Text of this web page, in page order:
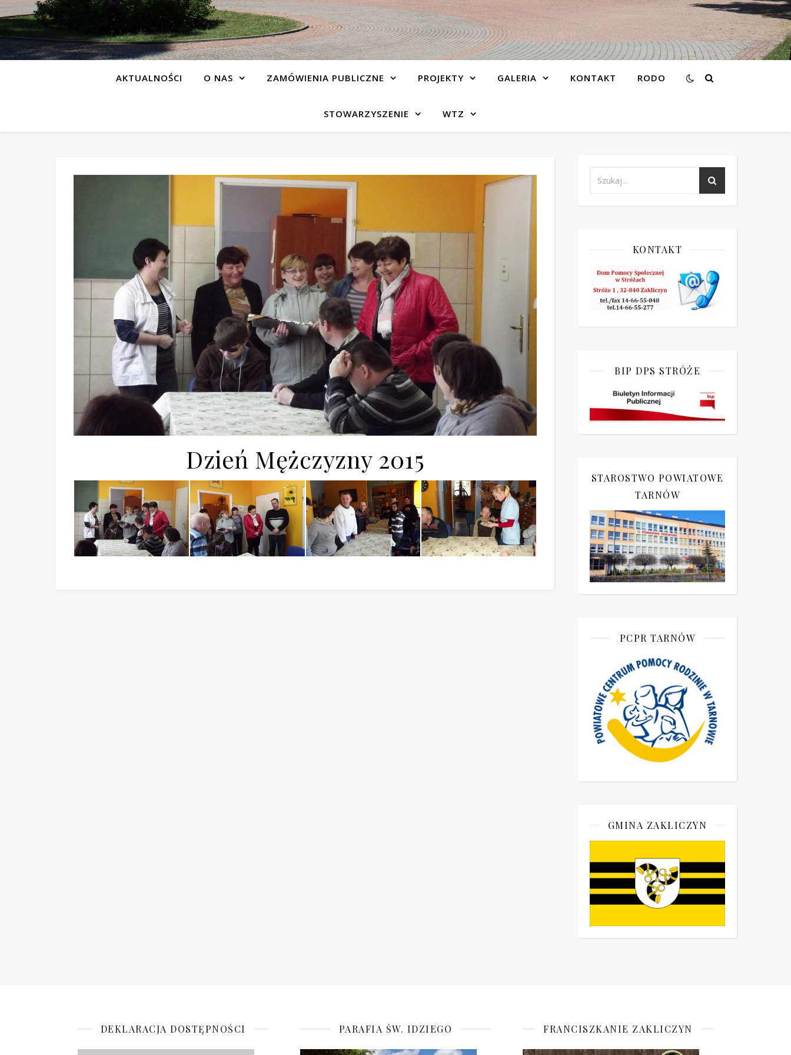
AKTUALNOŚCI O NAS ZAMÓWIENIA PUBLICZNE PROJEKTY GALERIA KONTAKT RODO
STOWARZYSZENIE WTZ
Dzień Mężczyzny 2015
KONTAKT
BIP DPS STRÓŻE
STAROSTWO POWIATOWE
TARNÓW
PCPR TARNÓW
GMINA ZAKLICZYN
DEKLARACJA DOSTĘPNOŚCI PARAFIA ŚW. IDZIEGO FRANCISZKANIE ZAKLICZYN